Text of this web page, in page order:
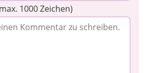
1000 Zeichen)